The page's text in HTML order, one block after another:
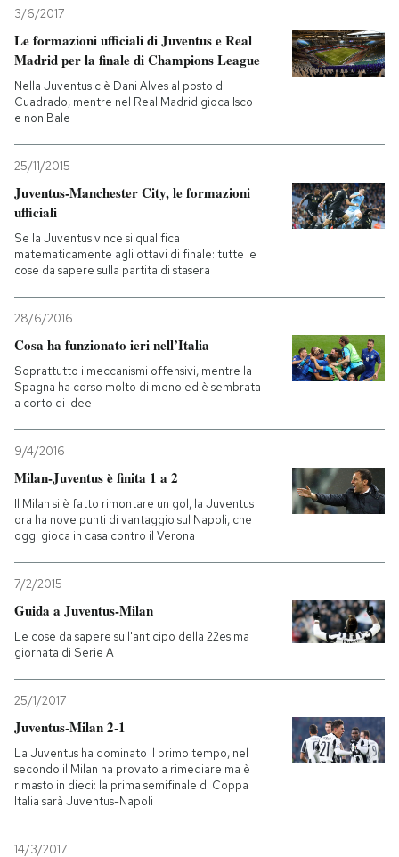
3/6/2017
Le formazioni ufficiali di Juventus e Real
Madrid per la finale di Champions League
Nella Juventus c'è Dani Alves al posto di
Cuadrado, mentre nel Real Madrid gioca Isco
e non Bale
25/11/2015
Juventus-Manchester City, le formazioni
ufficiali
Se la Juventus vince si qualifica
matematicamente agli ottavi di finale: tutte le
cose da sapere sulla partita di stasera
28/6/2016
Cosa ha funzionato ieri nell’Italia
Soprattutto i meccanismi offensivi, mentre la
Spagna ha corso molto di meno ed è sembrata
a corto di idee
9/4/2016
Milan-Juventus è finita 1 a 2
Il Milan si è fatto rimontare un gol, la Juventus
ora ha nove punti di vantaggio sul Napoli, che
oggi gioca in casa contro il Verona
7/2/2015
Guida a Juventus-Milan
Le cose da sapere sull'anticipo della 22esima
giornata di Serie A
25/1/2017
Juventus-Milan 2-1
La Juventus ha dominato il primo tempo, nel
secondo il Milan ha provato a rimediare ma è
rimasto in dieci: la prima semifinale di Coppa
Italia sarà Juventus-Napoli
14/3/2017